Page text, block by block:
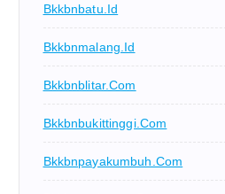
Bkkbnbatu.id
Bkkbnmalang.id
Bkkbnblitar.com
Bkkbnbukittinggi.com
Bkkbnpayakumbuh.com